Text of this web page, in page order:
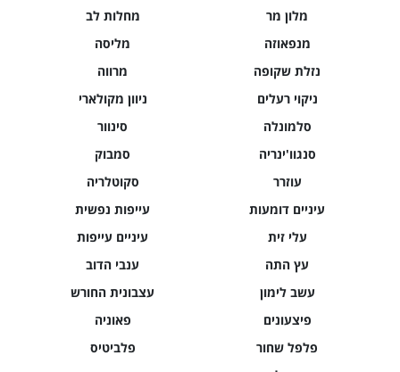
מחלות לב
מלון מר
מליסה
מנפאוזה
מרווה
נזלת שקופה
ניוון מקולארי
ניקוי רעלים
סינוור
סלמונלה
סמבוק
סנגוו'ינריה
סקוטלריה
עוזרר
עייפות נפשית
עיניים דומעות
עיניים עייפות
עלי זית
ענבי הדוב
עץ התה
עצבונית החורש
עשב לימון
פאוניה
פיצעונים
פלביטיס
פלפל שחור